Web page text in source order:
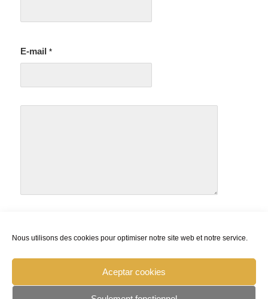
Nous utilisons des cookies pour optimiser notre site web et notre service.
Aceptar cookies
E-mail *